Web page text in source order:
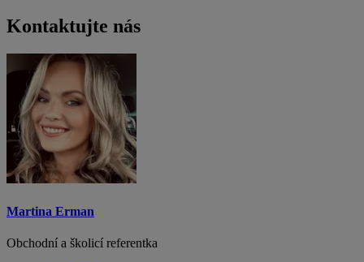
Kontaktujte nás
Martina Erman
Obchodní a školicí referentka